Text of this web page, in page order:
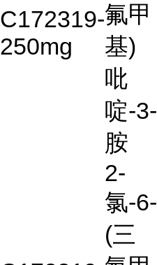
C172319-
250mg
氟甲
基)
吡
啶-3-
胺
2-
氯-6-
(三